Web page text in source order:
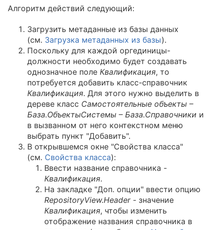
Алгоритм действий следующий:
Загрузить метаданные из базы данных
(см. 3агрузка метаданных из базы).
Поскольку для каждой оргединицы-
должности необходимо будет создавать
однозначное поле Квалификация, то
потребуется добавить класс-справочник
Квалификация. Для этого нужно выделить в
дереве класс Самостоятельные объекты –
База.ОбъектыСистемы – База.Справочники и
в вызванном от него контекстном меню
выбрать пункт "Добавить".
В открывшемся окне "Свойства класса"
(см. Cвойства класса):
Ввести название справочника -
Квалификация.
На закладке "Доп. опции" ввести опцию
RepositoryView.Header- значение
Квалификация, чтобы изменить
отображение названия справочника в